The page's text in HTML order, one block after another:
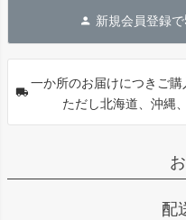
新規会員登録で
一か所のお届けにつきご
ただし北海道、沖縄
配